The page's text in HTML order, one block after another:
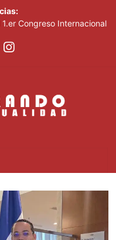
Congreso Internacional
en el barrio Brisas
para mecanizar la
para mejorar